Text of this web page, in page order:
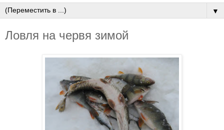
▼
Ловля на червя зимой